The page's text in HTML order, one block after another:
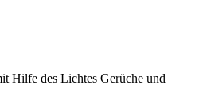
Hilfe des Lichtes Gerüche und